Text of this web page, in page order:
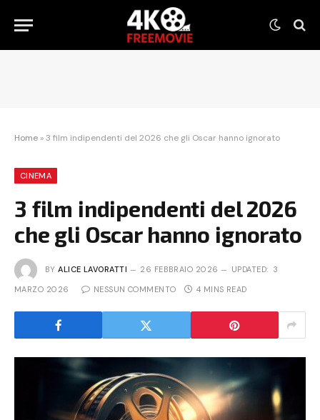
Home »3 film indipendenti del 2026 che gli Oscar hanno ignorato
CINEMA
3 film indipendenti del 2026
che gli Oscar hanno ignorato
BY ALICE LAVORATTI 26 FEBBRAIO 2026 UPDATED: 3
MARZO 2026 NESSUN COMMENTO 4 MINS READ